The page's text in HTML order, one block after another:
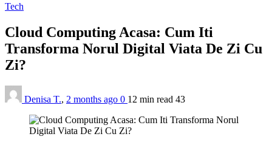
Tech
Cloud Computing Acasa: Cum Iti
Transforma Norul Digital Viata De Zi Cu
Zi?
Denisa T., 2 months ago 0 12 min read 43